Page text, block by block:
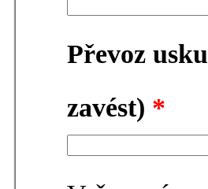
Převoz
zavést) *